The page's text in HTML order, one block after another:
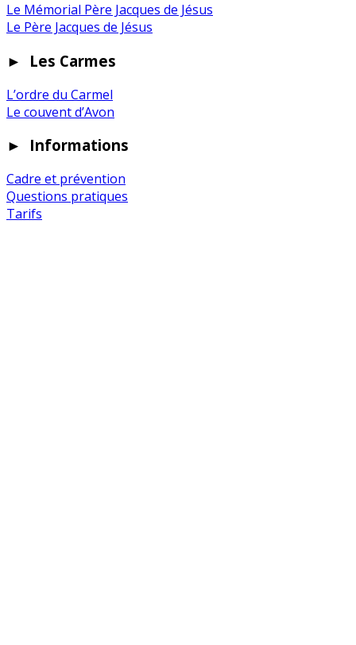
Le Mémorial Père Jacques de Jésus
Le Père Jacques de Jésus
► Les Carmes
L’ordre du Carmel
Le couvent d’Avon
► Informations
Cadre et prévention
Questions pratiques
Tarifs